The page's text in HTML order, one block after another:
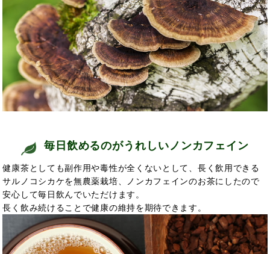
毎日飲めるのがうれしいノンカフェイン
健康茶としても副作用や毒性が全くないとして、長く飲用できる
サルノコシカケを無農薬栽培、ノンカフェインのお茶にしたので
安心して毎日飲んでいただけます。
長く飲み続けることで健康の維持を期待できます。